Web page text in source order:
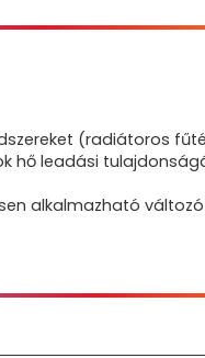
(radiátoros
hő leadási
alkalmazható